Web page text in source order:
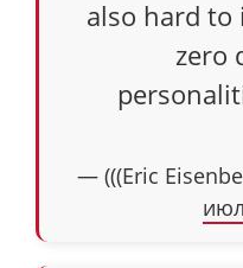
also hard
zero
— (((Eric